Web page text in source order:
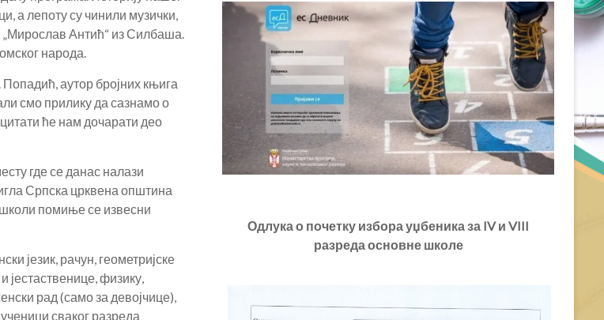
а лепоту су чинили музички,
„Мирослав Антић“ из Силбаша.
народа.
аутор бројних књига
смо прилику да сазнамо о
ће нам дочарати део
где се данас налази
Српска црквена општина
помиње се извесни
језик, рачун, геометријске
јестаственице, физику,
рад (само за девојчице),
сваког разреда
или
смањивање
гласности.
Одлука о почетку избора уџбеника за IV и VIII
разреда основне школе